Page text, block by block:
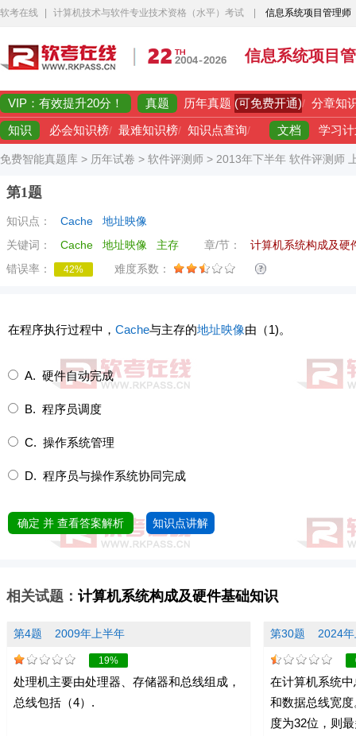
软考在线 计算机技术与软件专业技术资格（水平）考试 信息系统项目管理师
信息系统项目
VIP：有效提升20分！ 真题 历年真题 (可免费开通)/ 分章知
知识 必会知识榜/ 最难知识榜/ 知识点查询/ 文档 学习
免费智能真题库 > 历年试卷 > 软件评测师 > 2013年下半年 软件评测师
第1题
知识点： Cache
地址映像
关键词：
Cache 地址映像 主存 章/节：
计算机系统构成及硬
错误率：
42% 难度系数：
在程序执行过程中， Cache与主存的地址映像由（1)。
A. 硬件自动完成
B. 程序员调度
C. 操作系统管理
D. 程序员与操作系统协同完成
确定 并 查看答案解析 知识点讲解
相关试题： 计算机系统构成及硬件基础知识
第4题 2009年上半年
19%
处理机主要由处理器、存储器和总线组成，
总线包括（4）.
第30题 2024
在计算机系统
和数据总线宽
度为32位，则